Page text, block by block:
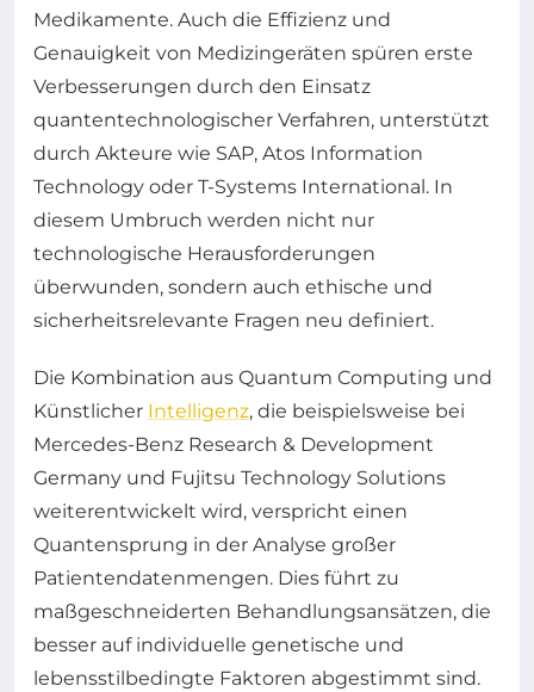
Medikamente. Auch die Effizienz und
Genauigkeit von Medizingeräten spüren erste
Verbesserungen durch den Einsatz
quantentechnologischer Verfahren, unterstützt
durch Akteure wie SAP, Atos Information
Technology oder T-Systems International. In
diesem Umbruch werden nicht nur
technologische Herausforderungen
überwunden, sondern auch ethische und
sicherheitsrelevante Fragen neu definiert.
Die Kombination aus Quantum Computing und
Künstlicher Intelligenz, die beispielsweise bei
Mercedes-Benz Research & Development
Germany und Fujitsu Technology Solutions
weiterentwickelt wird, verspricht einen
Quantensprung in der Analyse großer
Patientendatenmengen. Dies führt zu
maßgeschneiderten Behandlungsansätzen, die
besser auf individuelle genetische und
lebensstilbedingte Faktoren abgestimmt sind.